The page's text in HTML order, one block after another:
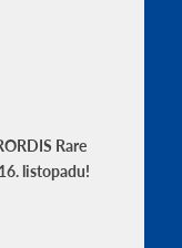
Rare
listopadu!